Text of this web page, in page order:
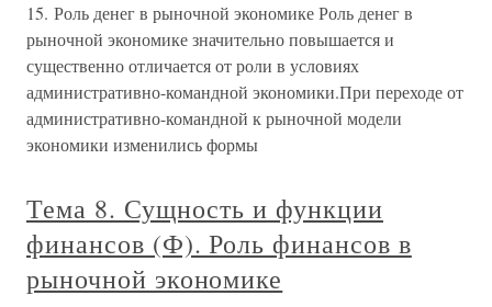
15. Роль денег в рыночной экономике Роль денег в
рыночной экономике значительно повышается и
существенно отличается от роли в условиях
административно-командной экономики.При переходе от
административно-командной к рыночной модели
экономики изменились формы
Тема 8. Сущность и функции
финансов (Ф). Роль финансов в
рыночной экономике